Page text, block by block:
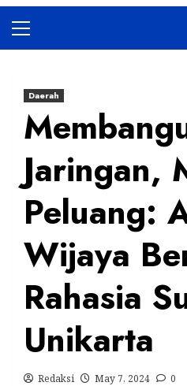
Menu
Daerah
Jaringan,
Peluang:
Wijaya
Rahasia
Unikarta
Redaksi May 7, 2024 0